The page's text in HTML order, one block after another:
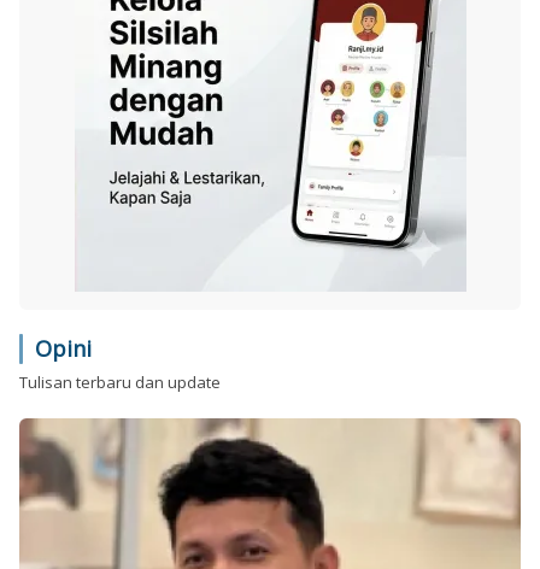
Opini
Tulisan terbaru dan update